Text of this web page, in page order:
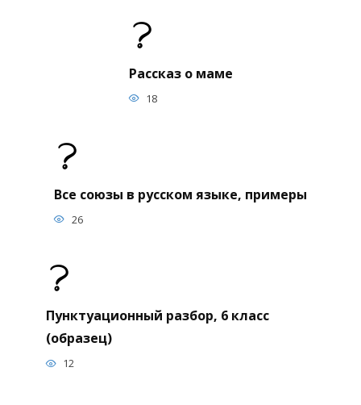
Рассказ о маме
18
Все союзы в русском языке, примеры
26
Пунктуационный разбор, 6 класс
(образец)
12